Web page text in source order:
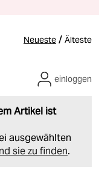
Neueste / Älteste
Artikel ist
ausgewählten
sie zu finden.
einloggen